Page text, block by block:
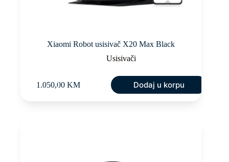
Xiaomi Robot usisivač X20 Max Black
Usisivači
1.050,00 KM Dodaj u korpu